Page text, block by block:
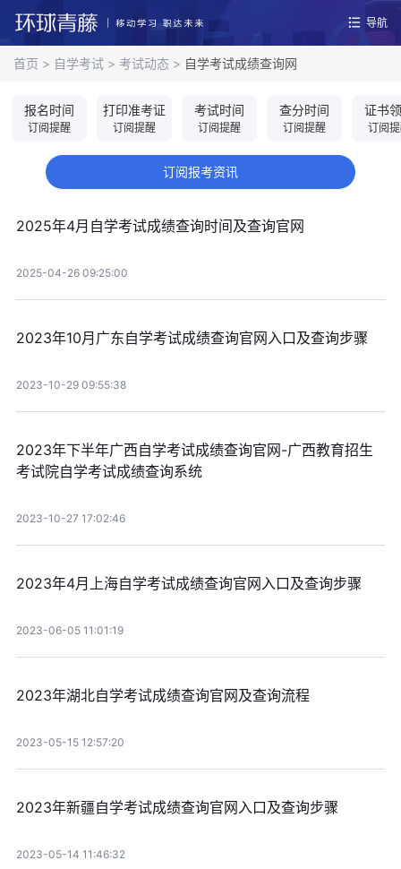
导航
首页 > 自学考试 > 考试动态 > 自学考试成绩查询网
报名时间
订阅提醒
打印准考证
订阅提醒
考试时间
订阅提醒
查分时间
订阅提醒
证书
订阅
订阅报考资讯
2025年4月自学考试成绩查询时间及查询官网
2025-04-26 09:25:00
2023年10月广东自学考试成绩查询官网入口及查询步骤
2023-10-29 09:55:38
2023年下半年广西自学考试成绩查询官网-广西教育招生
考试院自学考试成绩查询系统
2023-10-27 17:02:46
2023年4月上海自学考试成绩查询官网入口及查询步骤
2023-06-05 11:01:19
2023年湖北自学考试成绩查询官网及查询流程
2023-05-15 12:57:20
2023年新疆自学考试成绩查询官网入口及查询步骤
2023-05-14 11:46:32